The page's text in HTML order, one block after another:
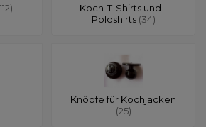
Koch-T-Shirts und -
Poloshirts (34)
Knöpfe für Kochjacken
(25)